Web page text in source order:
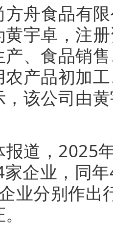
方舟食品有
黄宇卓，注
产、食品销
农产品初加
该公司由
报道，2025
家企业，同
业分别作出